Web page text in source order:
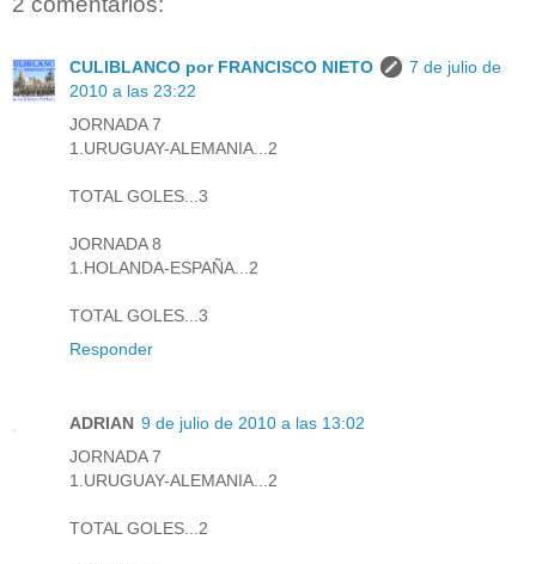
CULIBLANCO por FRANCISCO NIETO
7 de julio de
2010 a las 23:22
JORNADA 7
1.URUGUAY-ALEMANIA...2
TOTAL GOLES...3
JORNADA 8
1.HOLANDA-ESPAÑA...2
TOTAL GOLES...3
Responder
ADRIAN 9 de julio de 2010 a las 13:02
JORNADA 7
1.URUGUAY-ALEMANIA...2
TOTAL GOLES...2